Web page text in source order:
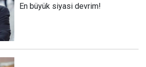
En büyük siyasi devrim!